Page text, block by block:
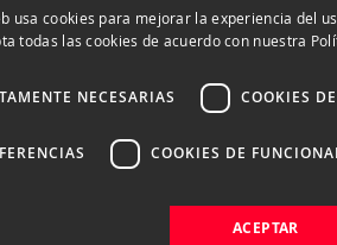
Este innovador adaptador
tus posibilidades fotográficas.
entre la cámara y la
desde el cuerpo de la
con asistencia de focus
la funcionalidad de autofoco,
usa cookies para mejorar la experiencia del
todas las cookies de acuerdo con nuestra
NECESARIAS COOKIES
COOKIES DE
ACEPTAR